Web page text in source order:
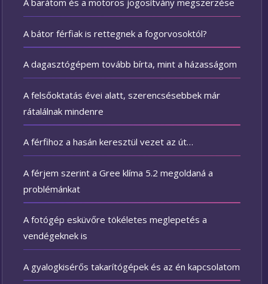
A barátom és a motoros jogosítvány megszerzése
A bátor férfiak is rettegnek a fogorvosoktól?
A dagasztógépem tovább bírta, mint a házasságom
A felsőoktatás évei alatt, szerencsésebbek már
rátalálnak mindenre
A férfihoz a hasán keresztül vezet az út…
A férjem szerint a Gree klíma 5.2 megoldaná a
problémánkat
A fotógép esküvőre tökéletes meglepetés a
vendégeknek is
A gyalogkisérős takarítógépek és az én kapcsolatom